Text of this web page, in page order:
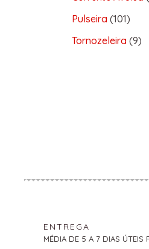
Pulseira 101
Tornozeleira 9
ENTREGA
MÉDIA DE 5 A 7 DIAS ÚTEIS